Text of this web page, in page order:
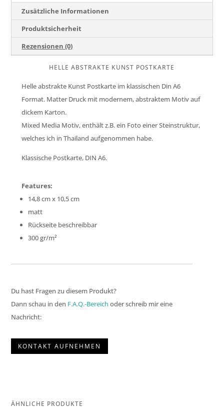
Zusätzliche Informationen
Produktsicherheit
Rezensionen (0)
HELLE ABSTRAKTE KUNST POSTKARTE
Helle abstrakte Kunst Postkarte im klassischen Din A6
Format. Matter Druck mit modernem, abstraktem Motiv auf
dickem Karton.
Mixed Media Motiv, enthält z.B. ein Foto einer Steinstruktur,
welches ich in Thailand aufgenommen habe.
Klassische Postkarte, DIN A6.
Features:
14,8 cm x 10,5 cm
matt
Rückseite beschreibbar
300 gr/m²
Du hast Fragen zu diesem Produkt?
Dann schau in den F.A.Q.-Bereich oder schreib mir eine
Nachricht:
KONTAKT AUFNEHMEN
ÄHNLICHE PRODUKTE